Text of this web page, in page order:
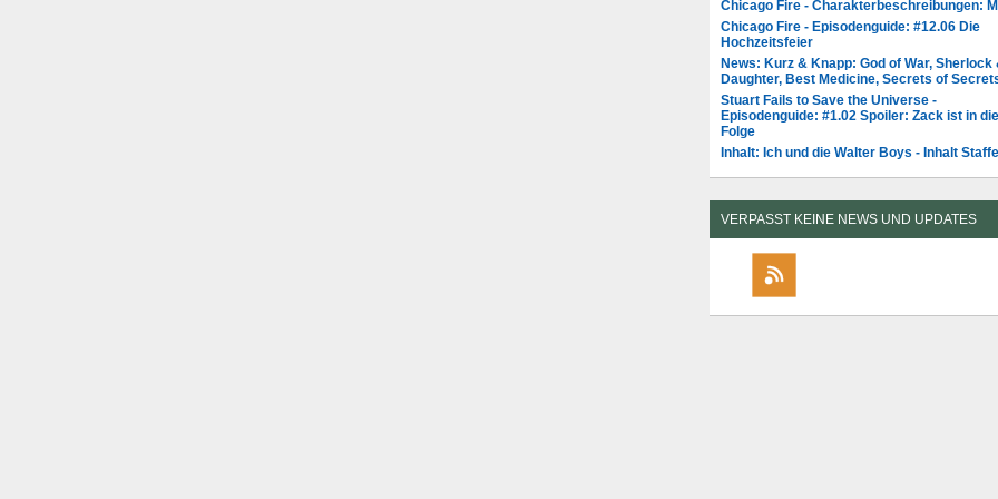
Chicago Fire - Charakterbeschreibungen:
Chicago Fire - Episodenguide: #12.06 Die
Hochzeitsfeier
News: Kurz & Knapp: God of War, Sherlock
Daughter, Best Medicine, Secrets of
Stuart Fails to Save the Universe -
Episodenguide: #1.02 Spoiler: Zack ist in
Folge
Inhalt: Ich und die Walter Boys - Inhalt
VERPASST KEINE NEWS UND UPDATES